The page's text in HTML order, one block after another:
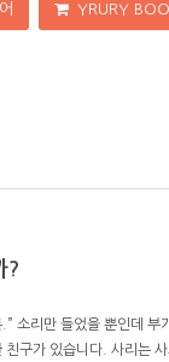
YRURY
?
.” 소리만 들었을 뿐인데
구가 있습니다. 사리는